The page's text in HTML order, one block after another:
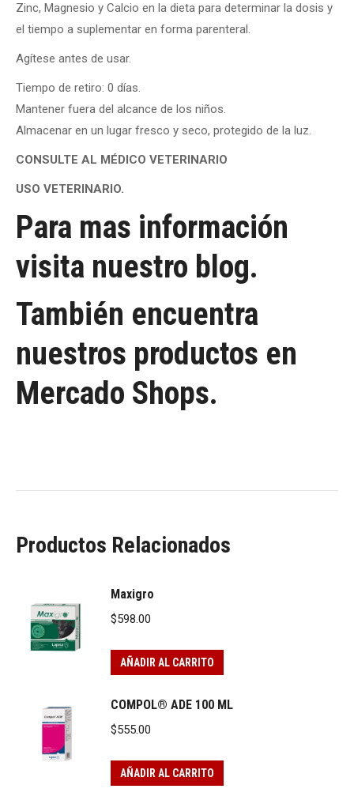
Zinc, Magnesio y Calcio en la dieta para determinar la dosis y
el tiempo a suplementar en forma parenteral.
Agítese antes de usar.
Tiempo de retiro: 0 días.
Mantener fuera del alcance de los niños.
Almacenar en un lugar fresco y seco, protegido de la luz.
CONSULTE AL MÉDICO VETERINARIO
USO VETERINARIO.
Para mas información
visita nuestro blog.
También encuentra
nuestros productos en
Mercado Shops.
Productos Relacionados
Maxigro
$598.00
AÑADIR AL CARRITO
COMPOL® ADE 100 ML
$555.00
AÑADIR AL CARRITO